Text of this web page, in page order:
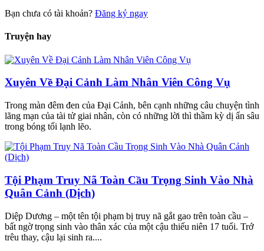
Bạn chưa có tài khoản? Đăng ký ngay
Truyện hay
Xuyên Về Đại Cảnh Làm Nhân Viên Công Vụ
Trong màn đêm đen của Đại Cảnh, bên cạnh những câu chuyện tình
lãng mạn của tài tử giai nhân, còn có những lời thì thầm kỳ dị ẩn sâu
trong bóng tối lạnh lẽo.
Tội Phạm Truy Nã Toàn Cầu Trọng Sinh Vào Nhà
Quân Cảnh (Dịch)
Diệp Dương – một tên tội phạm bị truy nã gắt gao trên toàn cầu –
bất ngờ trọng sinh vào thân xác của một cậu thiếu niên 17 tuổi. Trớ
trêu thay, cậu lại sinh ra....